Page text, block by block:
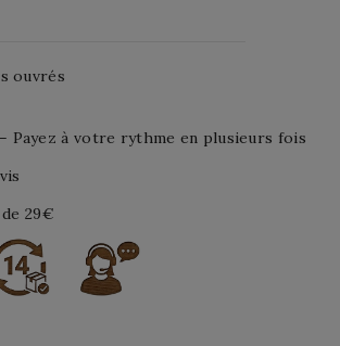
ouvrés
Payez à votre rythme en plusieurs fois
29€